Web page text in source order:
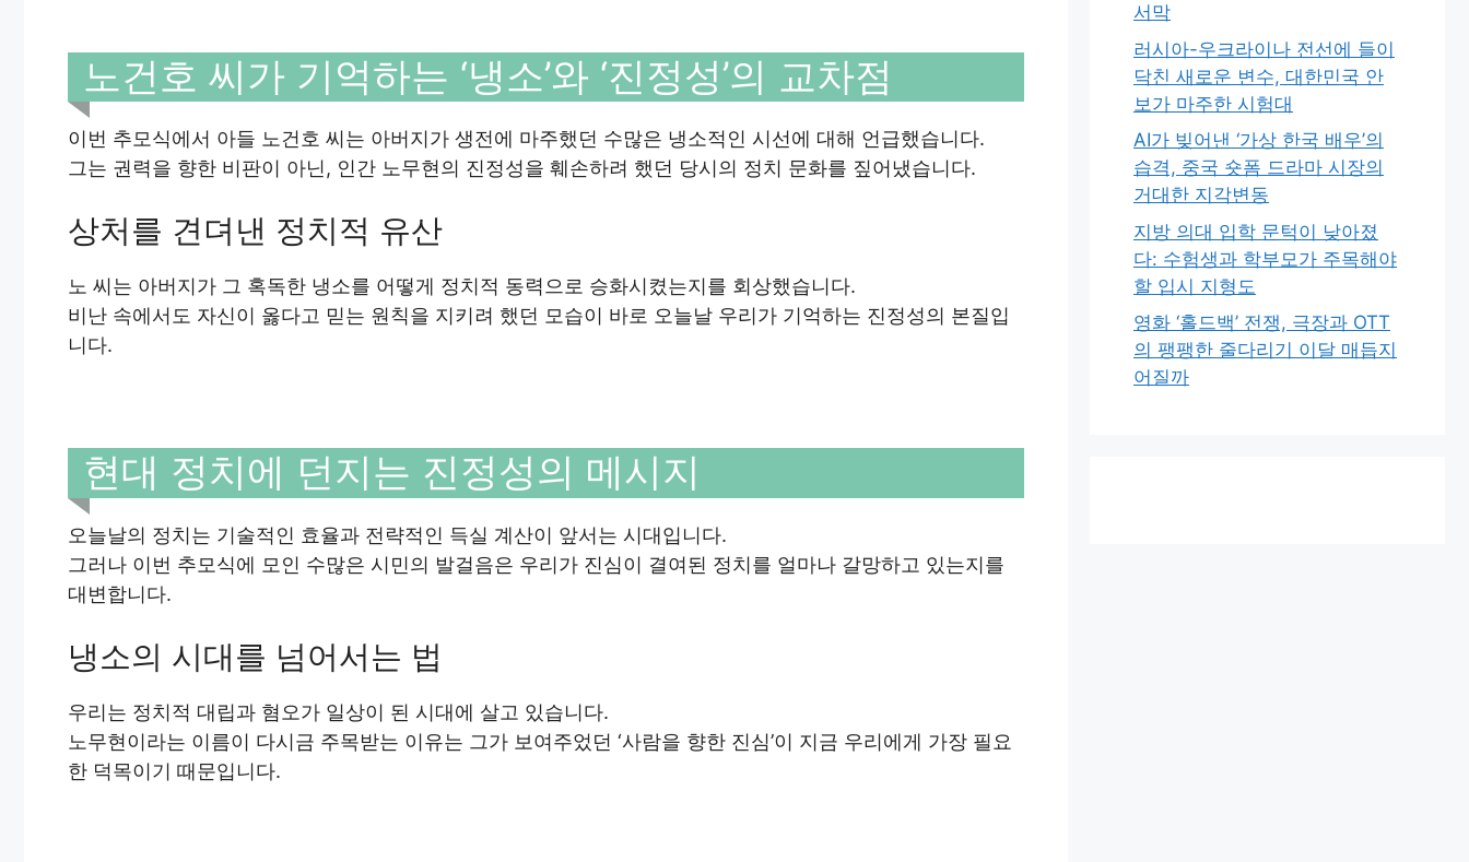
노건호 씨가 기억하는 ‘냉소’와 ‘진정성’의 교차점
이번 추모식에서 아들 노건호 씨는 아버지가 생전에 마주했던 수많은 냉소적인 시선에 대해 언급했습니다.
그는 권력을 향한 비판이 아닌, 인간 노무현의 진정성을 훼손하려 했던 당시의 정치 문화를 짚어냈습니다.
상처를 견뎌낸 정치적 유산
노 씨는 아버지가 그 혹독한 냉소를 어떻게 정치적 동력으로 승화시켰는지를 회상했습니다.
비난 속에서도 자신이 옳다고 믿는 원칙을 지키려 했던 모습이 바로 오늘날 우리가 기억하는 진정성의 본질입
니다.
현대 정치에 던지는 진정성의 메시지
오늘날의 정치는 기술적인 효율과 전략적인 득실 계산이 앞서는 시대입니다.
그러나 이번 추모식에 모인 수많은 시민의 발걸음은 우리가 진심이 결여된 정치를 얼마나 갈망하고 있는지를
대변합니다.
냉소의 시대를 넘어서는 법
우리는 정치적 대립과 혐오가 일상이 된 시대에 살고 있습니다.
노무현이라는 이름이 다시금 주목받는 이유는 그가 보여주었던 ‘사람을 향한 진심’이 지금 우리에게 가장 필요
한 덕목이기 때문입니다.
서막
러시아-우크라이나 전선에 들이
닥친 새로운 변수, 대한민국 안
보가 마주한 시험대
AI가 빚어낸 ‘가상 한국 배우’의
습격, 중국 숏폼 드라마 시장의
거대한 지각변동
지방 의대 입학 문턱이 낮아졌
다: 수험생과 학부모가 주목해야
할 입시 지형도
영화 ‘홀드백’ 전쟁, 극장과 OTT
의 팽팽한 줄다리기 이달 매듭지
어질까